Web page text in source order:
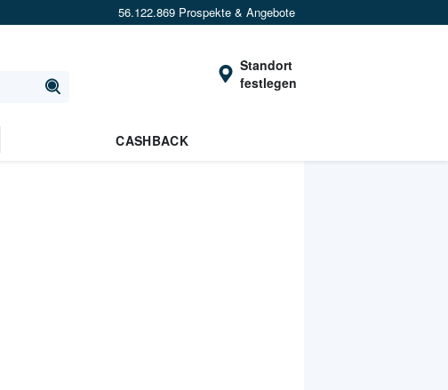
56.122.869 Prospekte & Angebote
Standort
festlegen
CASHBACK